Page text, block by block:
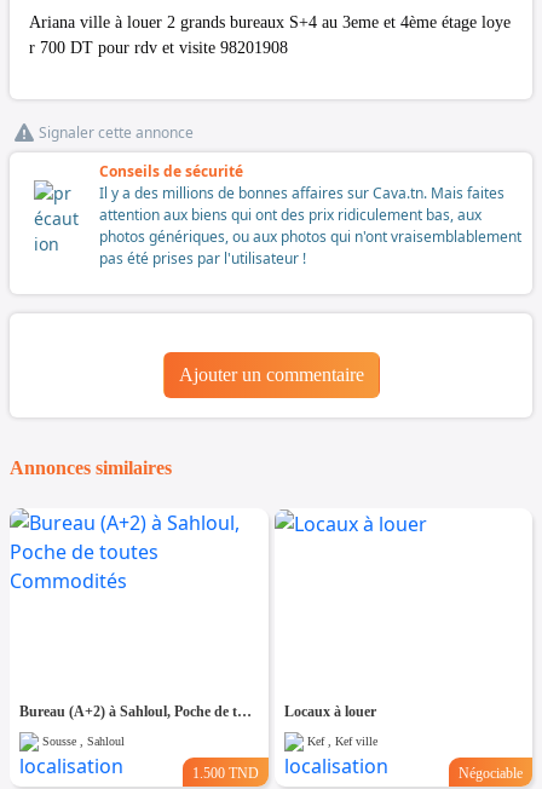
Ariana ville à louer 2 grands bureaux S+4 au 3eme et 4ème étage loye
r 700 DT pour rdv et visite 98201908
Signaler cette annonce
Conseils de sécurité
Il y a des millions de bonnes affaires sur Cava.tn. Mais faites
attention aux biens qui ont des prix ridiculement bas, aux
photos génériques, ou aux photos qui n'ont vraisemblablement
pas été prises par l'utilisateur !
Ajouter un commentaire
Annonces similaires
Bureau (A+2) à Sahloul, Poche de toutes Commodités
Sousse , Sahloul
1.500 TND
Locaux à louer
Kef , Kef ville
Négociable